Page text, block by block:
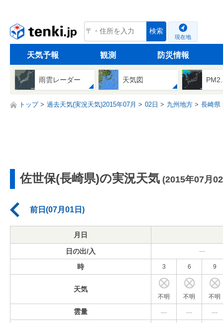
tenki.jp 検索
現在地
天気予報 観測 防災情報
雨雲レーダー 天気図
トップ 過去天気(実況天気)2015年07月 02日 九州地方 長崎県
佐世保(長崎県)の実況天気 (2015年07月
前日(07月01日)
月日
日の出/入 ---
時 3 6 9
天気
不明 不明 不明
雲量 --- --- ---